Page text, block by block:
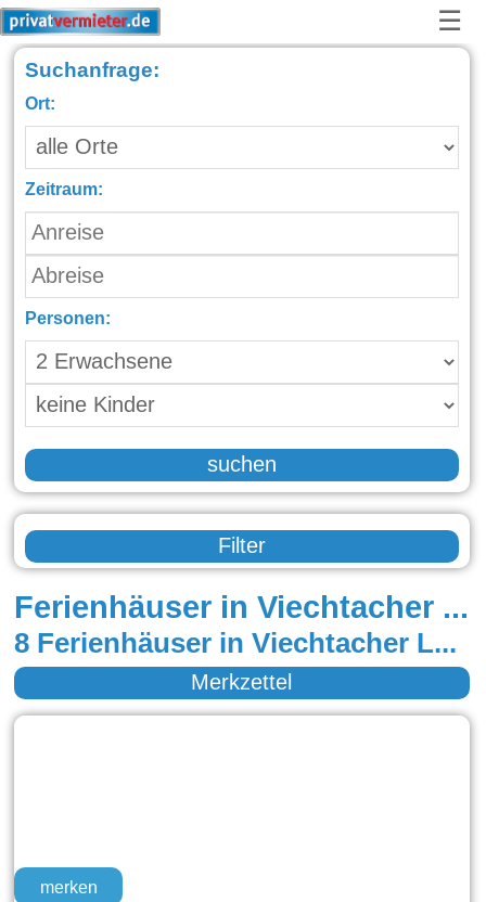
☰
Suchanfrage:
Ort:
Zeitraum:
Personen:
suchen
Filter
Ferienhäuser in Viechtacher Land
8 Ferienhäuser in Viechtacher Land
Merkzettel
merken